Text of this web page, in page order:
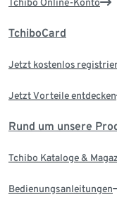
Tchibo Online-Konto
TchiboCard
Jetzt kostenlos
Jetzt Vorteile entdecken
Rund um unsere
Tchibo Kataloge &
Bedienungsanleitungen